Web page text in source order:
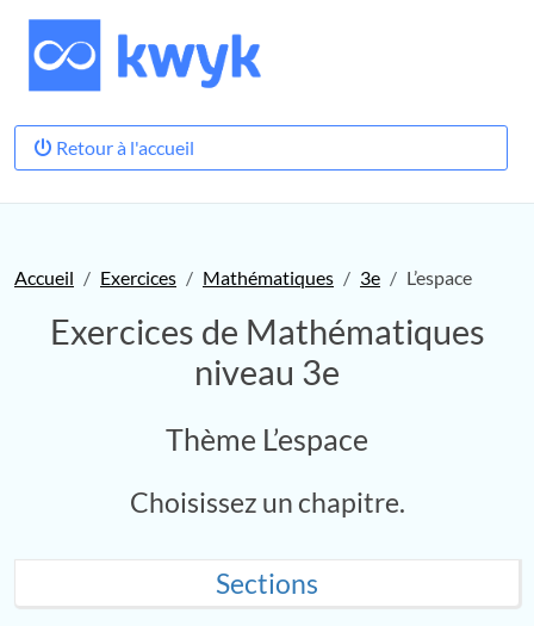
Retour à l'accueil
Accueil Exercices Mathématiques 3e L’espace
Exercices de Mathématiques
niveau 3e
Thème L’espace
Choisissez un chapitre.
Sections